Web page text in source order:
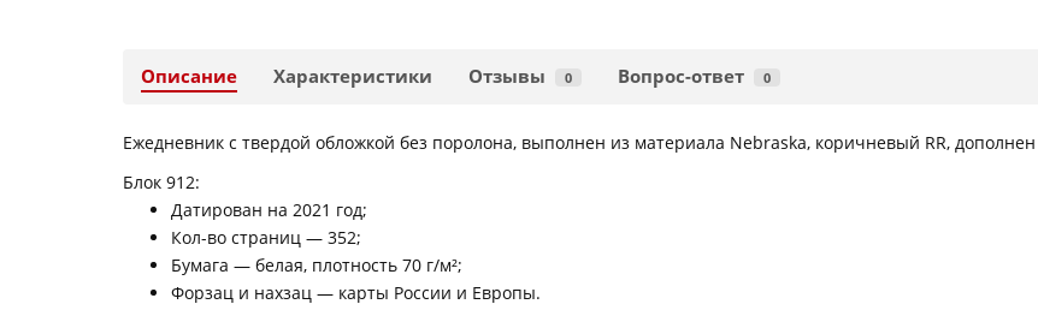
Описание Характеристики Отзывы 0 Вопрос-ответ 0
Ежедневник с твердой обложкой без поролона, выполнен из материала Nebraska, коричневый RR,
Блок 912:
Датирован на 2021 год;
Кол-во страниц — 352;
Бумага — белая, плотность 70 г/м²;
Форзац и нахзац — карты России и Европы.